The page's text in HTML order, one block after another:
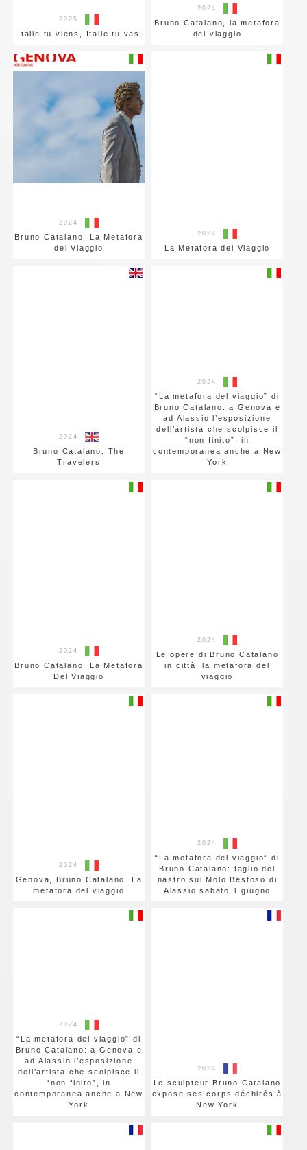
2025
Italie tu viens, Italie tu vas
2024
Bruno Catalano, la metafora
del viaggio
2024
Bruno Catalano: La Metafora
del Viaggio
2024
La Metafora del Viaggio
2024
Bruno Catalano: The
Travelers
2024
“La metafora del viaggio” di
Bruno Catalano: a Genova e
ad Alassio l’esposizione
dell’artista che scolpisce il
“non finito”, in
contemporanea anche a New
York
2024
Bruno Catalano. La Metafora
Del Viaggio
2024
Le opere di Bruno Catalano
in città, la metafora del
viaggio
2024
Genova, Bruno Catalano. La
metafora del viaggio
2024
“La metafora del viaggio” di
Bruno Catalano: taglio del
nastro sul Molo Bestoso di
Alassio sabato 1 giugno
2024
“La metafora del viaggio” di
Bruno Catalano: a Genova e
ad Alassio l’esposizione
dell’artista che scolpisce il
“non finito”, in
contemporanea anche a New
York
2024
Le sculpteur Bruno Catalano
expose ses corps déchirés à
New York